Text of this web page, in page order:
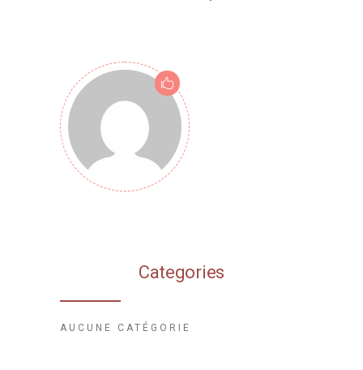
Categories
AUCUNE CATÉGORIE